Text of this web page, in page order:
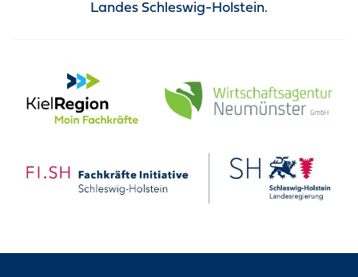
Landes Schleswig-Holstein.